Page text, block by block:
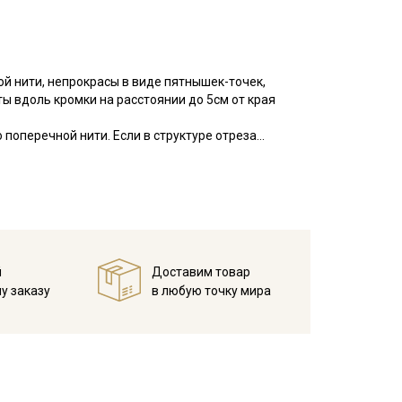
нити, непрокрасы в виде пятнышек-точек,
вдоль кромки на расстоянии до 5см от края
нити. Если в структуре отреза
исправление выполняют пропариванием. В
вид, не вытягивается после стирок, легко
заказу
Доставим товар
в любую точку мира